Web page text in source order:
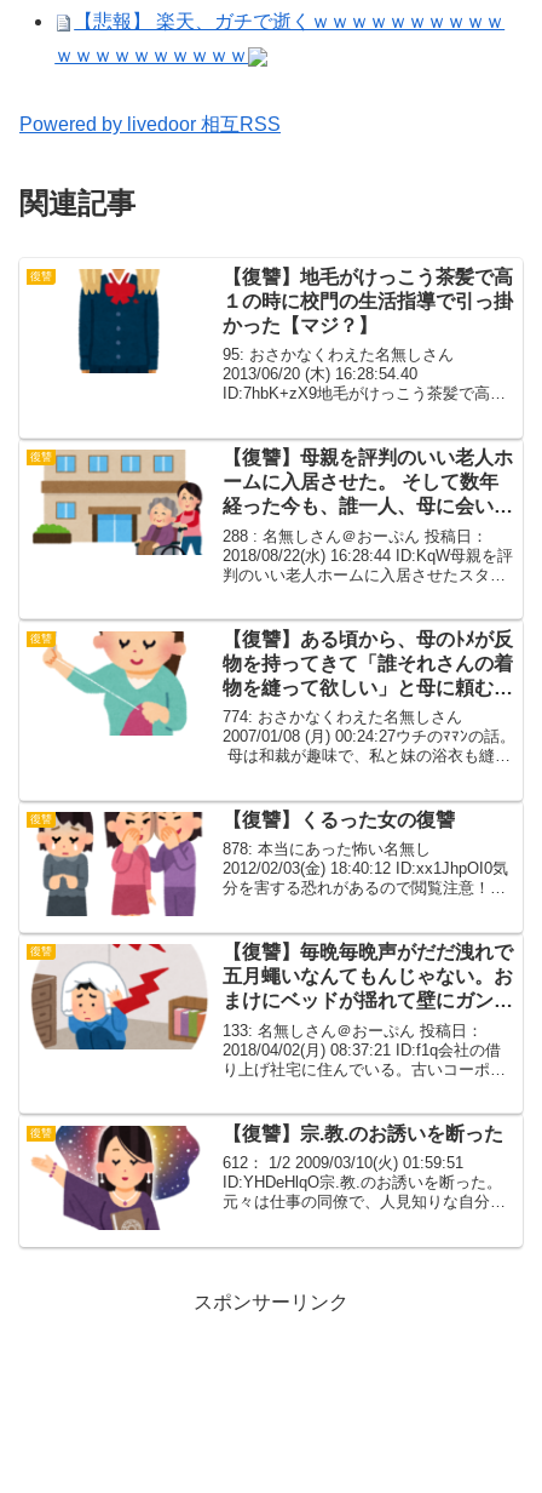
【悲報】 楽天、ガチで逝くｗｗｗｗｗｗｗｗｗｗ
ｗｗｗｗｗｗｗｗｗｗ
Powered by livedoor 相互RSS
関連記事
復讐
【復讐】地毛がけっこう茶髪で高
１の時に校門の生活指導で引っ掛
かった【マジ？】
95: おさかなくわえた名無しさん
2013/06/20 (木) 16:28:54.40
ID:7hbK+zX9地毛がけっこう茶髪で高１
の写真を持って行ったが指導の先生...
復讐
【復讐】母親を評判のいい老人ホ
ームに入居させた。 そして数年
経った今も、誰一人、母に会いに
行ったことがない
288 : 名無しさん＠おーぷん 投稿日：
2018/08/22(水) 16:28:44 ID:KqW母親を評
判のいい老人ホームに入居させたスタッ
来るような所その分、費用...
復讐
【復讐】ある頃から、母のﾄﾒが反
物を持ってきて「誰それさんの着
物を縫って欲しい」と母に頼むよ
うになった
774: おさかなくわえた名無しさん
2007/01/08 (月) 00:24:27ウチのﾏﾏﾝの話。
母は和裁が趣味で、私と妹の浴衣も縫っ
のか知らないけれど,母曰...
復讐 【復讐】くるった女の復讐
878: 本当にあった怖い名無し
2012/02/03(金) 18:40:12 ID:xx1JhpOI0気
分を害する恐れがあるので閲覧注意！！
書かせていただきます。くる...
復讐
【復讐】毎晩毎晩声がだだ洩れで
五月蠅いなんてもんじゃない。お
まけにベッドが揺れて壁にガンガ
ン当たってるし。
133: 名無しさん＠おーぷん 投稿日：
2018/04/02(月) 08:37:21 ID:f1q会社の借
り上げ社宅に住んでいる。古いコーポで
ン。俺の部屋の隣に若いやつ...
復讐 【復讐】宗.教.のお誘いを断った
612： 1/2 2009/03/10(火) 01:59:51
ID:YHDeHlqO宗.教.のお誘いを断った。
元々は仕事の同僚で、人見知りな自分を
スポンサーリンク